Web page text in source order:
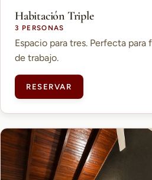
Habitación Triple
3 PERSONAS
Espacio para tres. Perfecta
de trabajo.
RESERVAR